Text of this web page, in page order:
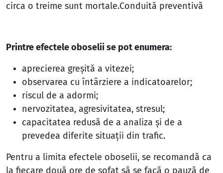
circa o treime sunt mortale.Conduită preventivă
Printre efectele oboselii se pot enumera:
aprecierea greşită a vitezei;
observarea cu întârziere a indicatoarelor;
riscul de a adormi;
nervozitatea, agresivitatea, stresul;
capacitatea redusă de a analiza şi de a
prevedea diferite situaţii din trafic.
Pentru a limita efectele oboselii, se recomandă ca
la fiecare două ore de şofat să se facă o pauză de